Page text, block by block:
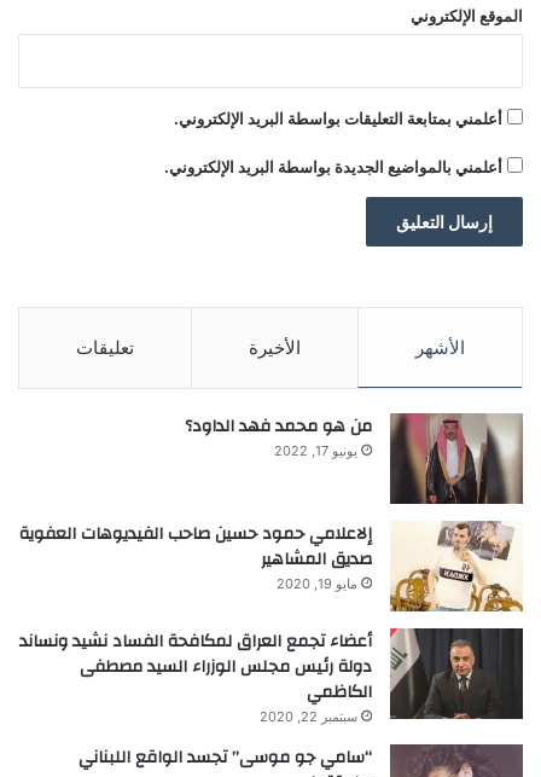
الموقع الإلكتروني
أعلمني بمتابعة التعليقات بواسطة البريد الإلكتروني.
أعلمني بالمواضيع الجديدة بواسطة البريد الإلكتروني.
الأشهر الأخيرة تعليقات
من هو محمد فهد الداود؟
يونيو 17, 2022
إلاعلامي حمود حسين صاحب الفيديوهات العفوية
صديق المشاهير
مايو 19, 2020
أعضاء تجمع العراق لمكافحة الفساد نشيد ونساند
دولة رئيس مجلس الوزراء السيد مصطفى
الكاظمي
سبتمبر 22, 2020
“سامي جو موسى” تجسد الواقع اللبناني